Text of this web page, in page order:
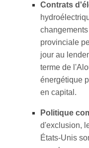
Contrats
provinciale
jour au
terme de
énergétique
en capital.
Politique
d'exclusion,
États-Unis